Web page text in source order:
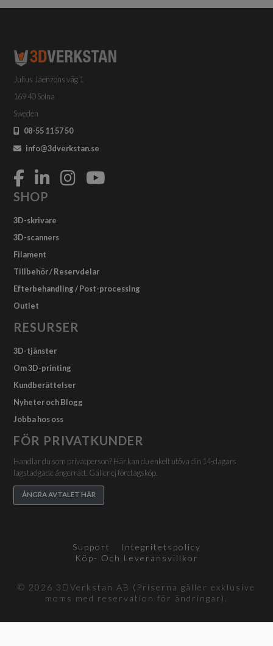
Julius Jaenzons väg 1
169 40 Solna
Sweden
08-55 11 57 50
info@3dverkstan.se
SHOP
3D-skrivare
3D-scanners
Filament
Tillbehör / Reservdelar
Efterbehandling / Post-processing
Outlet
RESURSER
3D-tjänster
Om 3D-printing
Kundberättelser
Nyheter och Blogg
Jobba hos oss
FÖR PRIVATKUNDER
Handlar du som privatperson? Här kan du enkelt utöva din 14-dagars
lagstadgade ångerrätt. Gäller ej företagsköp.
ÅNGRA AVTALET HÄR
Support
Integritetspolicy
Köp- Och Leveransvillkor
© 2026 3DVerkstan AB (Priserna gäller exklusive
moms med reservation för ändringar).